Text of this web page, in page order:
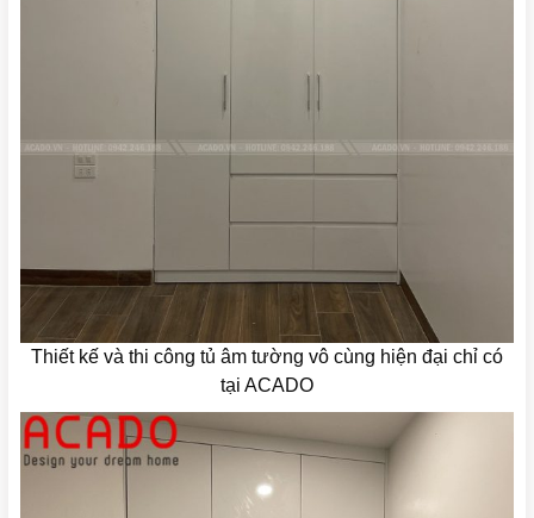
Thiết kế và thi công tủ âm tường vô cùng hiện đại chỉ có
tại ACADO